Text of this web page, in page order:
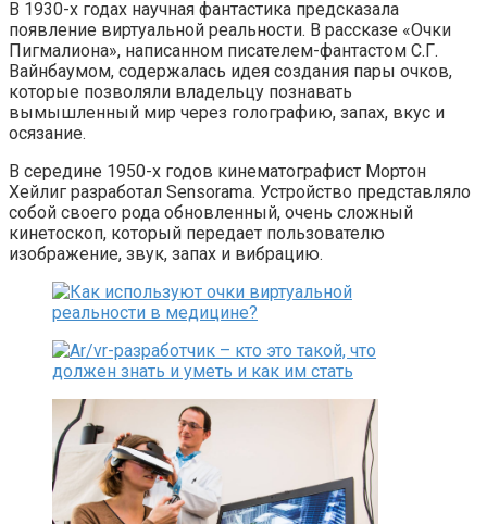
В 1930-х годах научная фантастика предсказала
появление виртуальной реальности. В рассказе «Очки
Пигмалиона», написанном писателем-фантастом С.Г.
Вайнбаумом, содержалась идея создания пары очков,
которые позволяли владельцу познавать
вымышленный мир через голографию, запах, вкус и
осязание.
В середине 1950-х годов кинематографист Мортон
Хейлиг разработал Sensorama. Устройство представляло
собой своего рода обновленный, очень сложный
кинетоскоп, который передает пользователю
изображение, звук, запах и вибрацию.